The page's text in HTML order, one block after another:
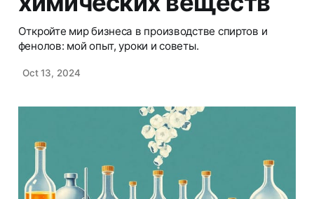
Откройте мир бизнеса в производстве спиртов и
фенолов: мой опыт, уроки и советы.
Oct 13, 2024